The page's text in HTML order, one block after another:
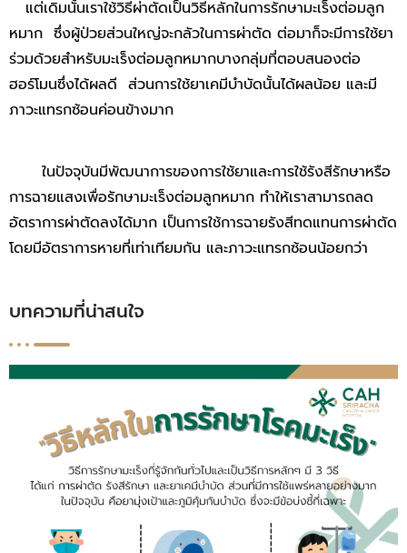
แต่เดิมนั้นเราใช้วิธีผ่าตัดเป็นวิธีหลักในการรักษามะเร็งต่อมลูก
หมาก ซึ่งผู้ป่วยส่วนใหญ่จะกลัวในการผ่าตัด ต่อมาก็จะมีการใช้ยา
ร่วมด้วยสำหรับมะเร็งต่อมลูกหมากบางกลุ่มที่ตอบสนองต่อ
ฮอร์โมนซึ่งได้ผลดี ส่วนการใช้ยาเคมีบำบัดนั้นได้ผลน้อย และมี
ภาวะแทรกซ้อนค่อนข้างมาก
ในปัจจุบันมีพัฒนาการของการใช้ยาและการใช้รังสีรักษาหรือ
การฉายแสงเพื่อรักษามะเร็งต่อมลูกหมาก ทำให้เราสามารถลด
อัตราการผ่าตัดลงได้มาก เป็นการใช้การฉายรังสีทดแทนการผ่าตัด
โดยมีอัตราการหายที่เท่าเทียมกัน และภาวะแทรกซ้อนน้อยกว่า
บทความที่น่าสนใจ